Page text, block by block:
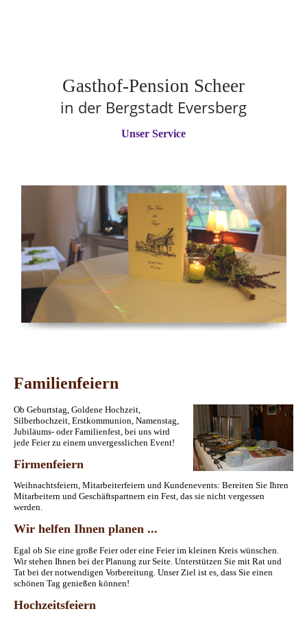
Gasthof-Pension Scheer
in der Bergstadt Eversberg
Unser Service
Familienfeiern
Ob Geburtstag, Goldene Hochzeit,
Silberhochzeit, Erstkommunion, Namenstag,
Jubiläums- oder Familienfest, bei uns wird
jede Feier zu einem unvergesslichen Event!
Firmenfeiern
Weihnachtsfeiern, Mitarbeiterfeiern und Kundenevents: Bereiten Sie Ihren
Mitarbeitern und Geschäftspartnern ein Fest, das sie nicht vergessen
werden.
Wir helfen Ihnen planen ...
Egal ob Sie eine große Feier oder eine Feier im kleinen Kreis wünschen.
Wir stehen Ihnen bei der Planung zur Seite. Unterstützen Sie mit Rat und
Tat bei der notwendigen Vorbereitung. Unser Ziel ist es, dass Sie einen
schönen Tag genießen können!
Hochzeitsfeiern